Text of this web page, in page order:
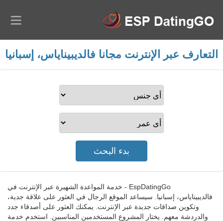
التعارف عبر الإنترنت مجانا فالديبيناياس، إسبانيا
EspDatingGo - خدمة المواعدة الشهيرة عبر الإنترنت في
فالديبيناياس، إسبانيا. سيساعد الموقع الرجال في العثور على علاقة جدية،
وتكوين صداقات جديدة عبر الإنترنت. يمكنك العثور على أصدقاء جدد
والدردشة معهم. يختار المشروع المستخدمين المناسبين. استخدم خدمة